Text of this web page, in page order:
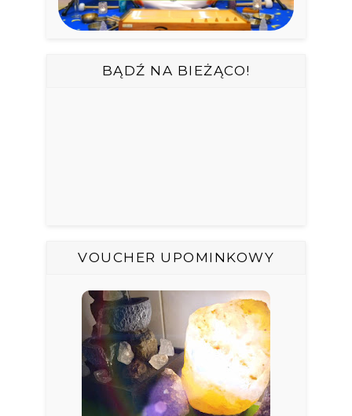
BĄDŹ NA BIEŻĄCO!
VOUCHER UPOMINKOWY